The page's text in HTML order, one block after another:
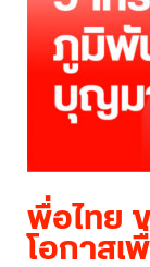
พื่อไทย
โอกาสเ